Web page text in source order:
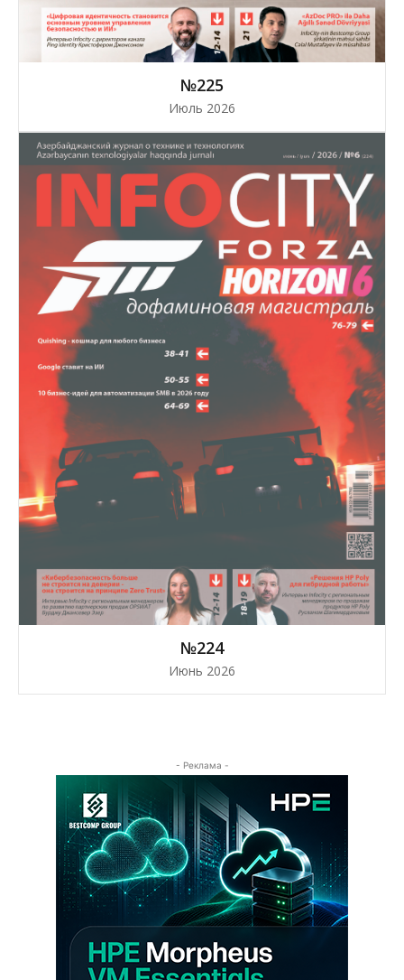
№225
Июль 2026
№224
Июнь 2026
- Реклама -